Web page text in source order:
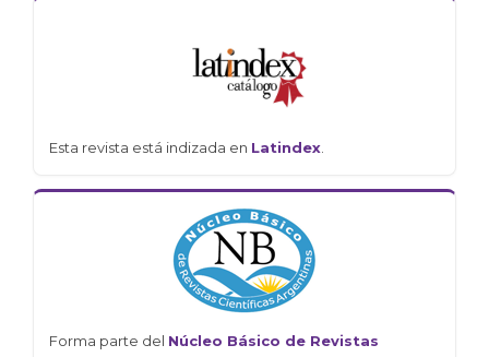
Esta revista está indizada en Latindex
Forma parte del Núcleo Básico de Revistas